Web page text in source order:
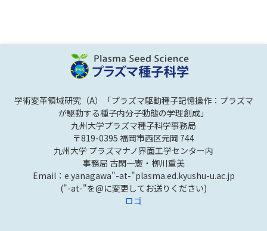
学術変革領域研究（A）「プラズマ駆動種子記憶操作：プラズマ
が駆動する種子内分子動態の学理創成」
九州大学プラズマ種子科学事務局
〒819-0395 福岡市西区元岡 744
九州大学 プラズマナノ界面工学センター内
事務局 古閑一憲・栁川重美
Email：e.yanagawa"-at-"plasma.ed.kyushu-u.ac.jp
("-at-"を@に変更してお送りください)
ロゴ